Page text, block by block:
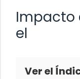
Impacto
el
Ver el